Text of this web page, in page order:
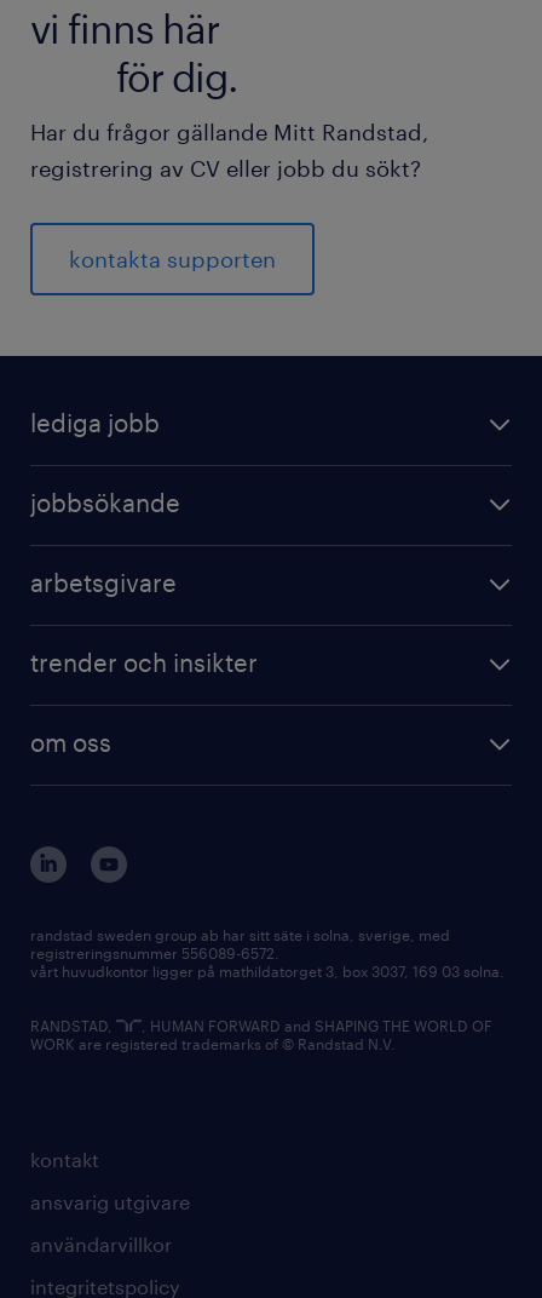
vi finns här
för dig.
Har du frågor gällande Mitt Randstad,
registrering av CV eller jobb du sökt?
kontakta supporten
lediga jobb
jobbsökande
arbetsgivare
trender och insikter
om oss
kontakt
ansvarig utgivare
användarvillkor
integritetspolicy
randstad sweden group ab har sitt säte i solna, sverige, med
registreringsnummer 556089-6572.
vårt huvudkontor ligger på mathildatorget 3, box 3037, 169 03 solna.
RANDSTAD,
, HUMAN FORWARD and SHAPING THE WORLD OF
WORK are registered trademarks of © Randstad N.V.